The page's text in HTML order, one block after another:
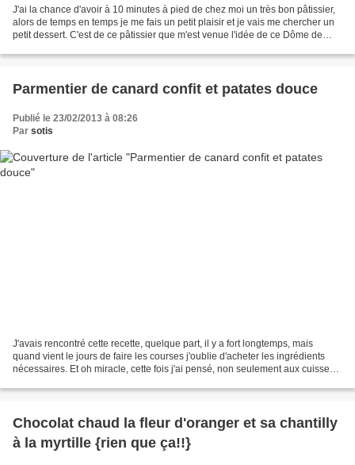
J'ai la chance d'avoir à 10 minutes à pied de chez moi un très bon pâtissier,
alors de temps en temps je me fais un petit plaisir et je vais me chercher un
petit dessert. C'est de ce pâtissier que m'est venue l'idée de ce Dôme de
Parmentier de canard confit et patates douce
Publié le 23/02/2013 à 08:26
Par sotis
J'avais rencontré cette recette, quelque part, il y a fort longtemps, mais
quand vient le jours de faire les courses j'oublie d'acheter les ingrédients
nécessaires. Et oh miracle, cette fois j'ai pensé, non seulement aux cuisses
Chocolat chaud la fleur d'oranger et sa chantilly
à la myrtille {rien que ça!!}